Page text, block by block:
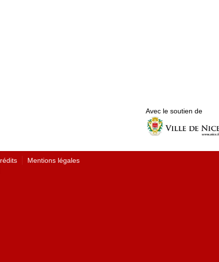
Avec le soutien de
Mentions légales